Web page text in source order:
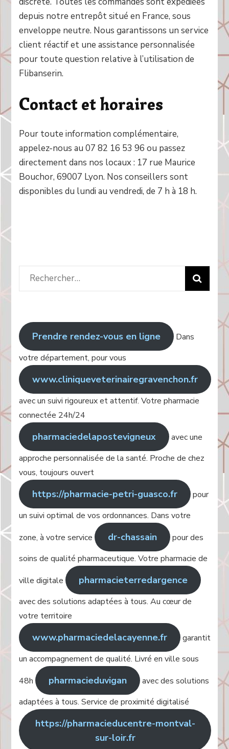
depuis notre entrepôt situé en France, sous
enveloppe neutre. Nous garantissons un service
client réactif et une assistance personnalisée
pour toute question relative à l’utilisation de
Flibanserin.
Contact et horaires
Pour toute information complémentaire,
appelez-nous au 07 82 16 53 96 ou passez
directement dans nos locaux : 17 rue Maurice
Bouchor, 69007 Lyon. Nos conseillers sont
disponibles du lundi au vendredi, de 7 h à 18 h.
Rechercher
:
Prendre rendez-vous en ligne
Dans
votre département, pour vous
www.cliniqueveterinairegravenchon.fr
avec un suivi rigoureux et attentif. Votre pharmacie
connectée 24h/24
pharmaciedelapostevigneux
avec une
approche personnalisée de la santé. Proche de chez
vous, toujours ouvert
https://pharmacie-petri-guasco.fr
pour
un suivi optimal de vos ordonnances. Dans votre
zone, à votre service
dr-chassain
pour des
soins de qualité pharmaceutique. Votre pharmacie de
ville digitale
pharmacieterredargence
avec des solutions adaptées à tous. Au cœur de
votre territoire
www.pharmaciedelacayenne.fr
garantit
un accompagnement de qualité. Livré en ville sous
48h
pharmacieduvigan
avec des solutions
adaptées à tous. Service de proximité digitalisé
https://pharmacieducentre-montval-
sur-loir.fr